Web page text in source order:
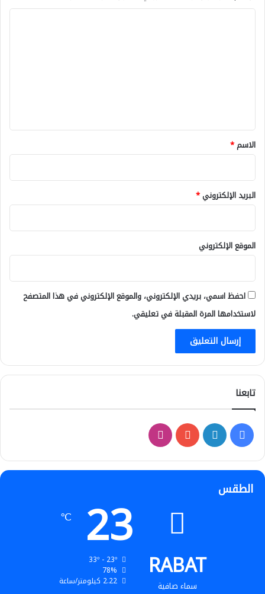
*
الاسم*
البريد الإلكتروني*
الموقع الإلكتروني
احفظ اسمي، بريدي الإلكتروني، والموقع الإلكتروني في هذا المتصفح
لاستخدامها المرة المقبلة في تعليقي.
تابعنا
فيسبوكلينكدإن‫YouTubeانستقرام
الطقس
RABAT
سماء صافية
23
℃
33º - 23º
78%
2.22 كيلومتر/ساعة